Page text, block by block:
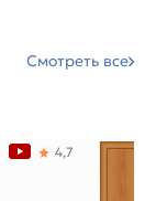
Смотреть все
4,7